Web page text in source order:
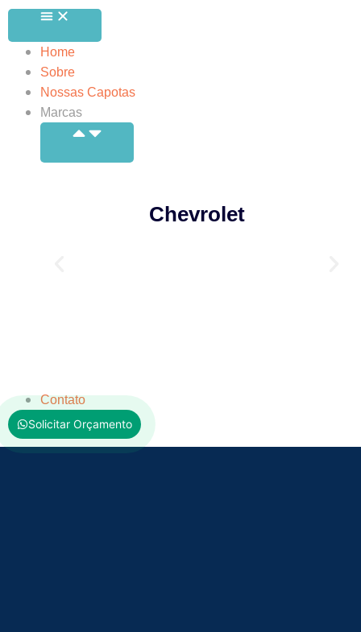
Home
Sobre
Nossas Capotas
Marcas
Chevrolet
Contato
Solicitar Orçamento